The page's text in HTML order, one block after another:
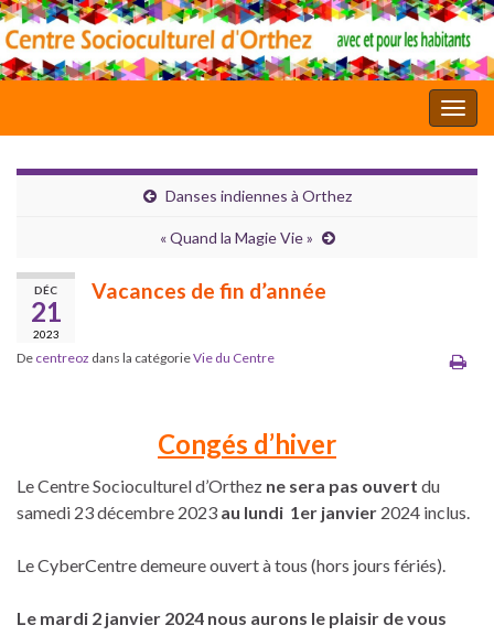
Danses indiennes à Orthez
« Quand la Magie Vie »
DÉC
21
2023
Vacances de fin d’année
De centreoz dans la catégorieVie du Centre
Congés d’hiver
Le Centre Socioculturel d’Orthez ne sera pas ouvert du
samedi 23 décembre 2023 au lundi 1er janvier 2024 inclus.
Le CyberCentre demeure ouvert à tous (hors jours fériés).
Le mardi 2 janvier 2024 nous aurons le plaisir de vous